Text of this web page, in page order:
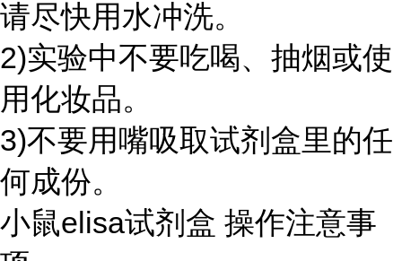
请尽快用水冲洗。
2)实验中不要吃喝、抽烟或使
用化妆品。
3)不要用嘴吸取试剂盒里的任
何成份。
小鼠elisa试剂盒 操作注意事